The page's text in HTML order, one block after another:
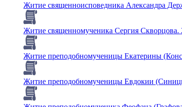
Житие священноисповедника Александра
Житие священномученика Сергия Скворцова.
Житие преподобномученицы Екатерины
Житие преподобномученицы Евдокии